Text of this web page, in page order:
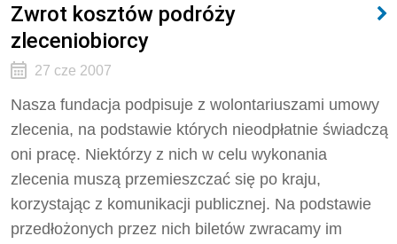
Zwrot kosztów podróży
zleceniobiorcy
27 cze 2007
Nasza fundacja podpisuje z wolontariuszami umowy
zlecenia, na podstawie których nieodpłatnie świadczą
oni pracę. Niektórzy z nich w celu wykonania
zlecenia muszą przemieszczać się po kraju,
korzystając z komunikacji publicznej. Na podstawie
przedłożonych przez nich biletów zwracamy im